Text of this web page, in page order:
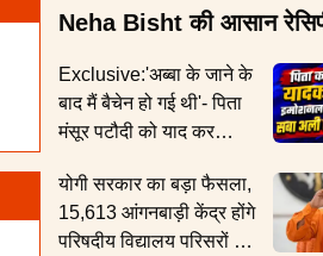
Neha Bisht की आसान
वायरल
Exclusive:'अब्बा के जाने के
बाद मैं बैचेन हो गई थी'- पिता
मंसूर पटौदी को याद कर
Khan
योगी सरकार का बड़ा फैसला,
15,613 आंगनबाड़ी केंद्र होंगे
परिषदीय विद्यालय परिसरों में